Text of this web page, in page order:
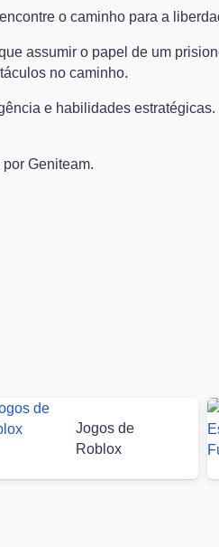
o caminho para a
assumir o papel de um
no caminho.
e habilidades
Geniteam.
Jogos de
Roblox